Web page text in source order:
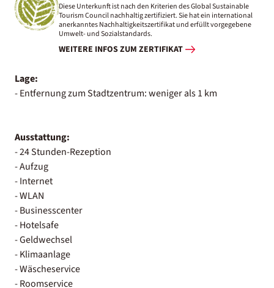
Diese Unterkunft ist nach den Kriterien des Global Sustainable
Tourism Council nachhaltig zertifiziert. Sie hat ein international
anerkanntes Nachhaltigkeitszertifikat und erfüllt vorgegebene
Umwelt- und Sozialstandards.
WEITERE INFOS ZUM ZERTIFIKAT
Lage:
- Entfernung zum Stadtzentrum: weniger als 1 km
Ausstattung:
- 24 Stunden-Rezeption
- Aufzug
- Internet
- WLAN
- Businesscenter
- Hotelsafe
- Geldwechsel
- Klimaanlage
- Wäscheservice
- Roomservice